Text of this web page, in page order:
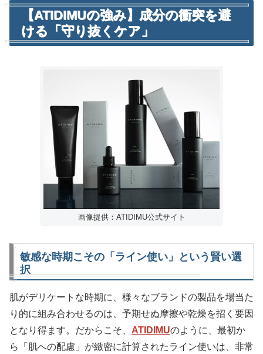
【ATIDIMUの強み】成分の衝突を避
ける「守り抜くケア」
画像提供：ATIDIMU公式サイト
敏感な時期こその「ライン使い」という賢い選
択
肌がデリケートな時期に、様々なブランドの製品を場当た
り的に組み合わせるのは、予期せぬ摩擦や乾燥を招く要因
となり得ます。だからこそ、 ATIDIMUのように、最初か
ら「肌への配慮」が緻密に計算されたライン使いは、非常